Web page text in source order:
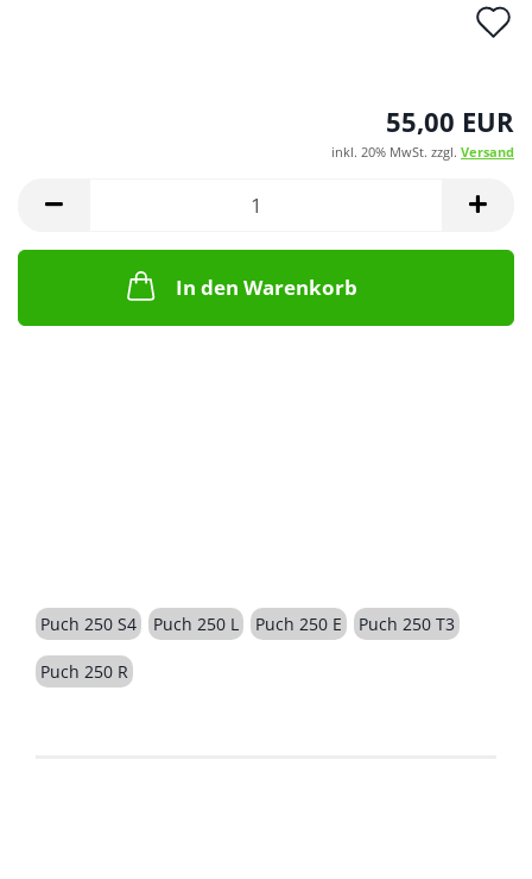
55,00 EUR
inkl. 20% MwSt. zzgl. Versand
In den Warenkorb
Puch 250 S4 Puch 250 L Puch 250 E Puch 250 T3
Puch 250 R